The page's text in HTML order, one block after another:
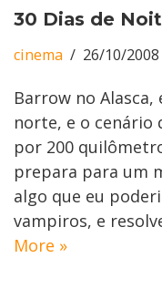
30 Dias de
cinema 26/10/2008
Barrow no
norte, e o cenário
por 200
prepara para um
algo que eu
vampiros, e
More »